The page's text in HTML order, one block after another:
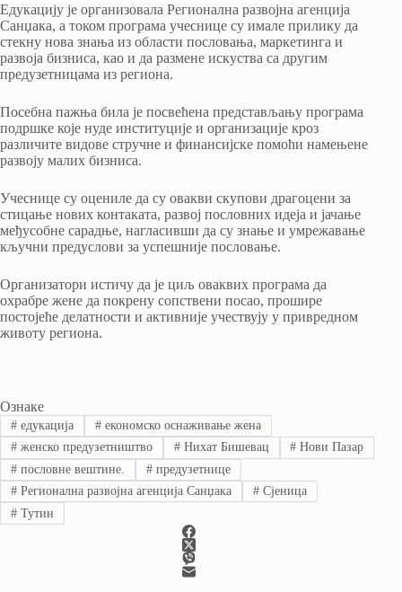
Едукацију је организовала Регионална развојна агенција
Санџака, а током програма учеснице су имале прилику да
стекну нова знања из области пословања, маркетинга и
развоја бизниса, као и да размене искуства са другим
предузетницама из региона.
Посебна пажња била је посвећена представљању програма
подршке које нуде институције и организације кроз
различите видове стручне и финансијске помоћи намењене
развоју малих бизниса.
Учеснице су оцениле да су овакви скупови драгоцени за
стицање нових контаката, развој пословних идеја и јачање
међусобне сарадње, нагласивши да су знање и умрежавање
кључни предуслови за успешније пословање.
Организатори истичу да је циљ оваквих програма да
охрабре жене да покрену сопствени посао, прошире
постојеће делатности и активније учествују у привредном
животу региона.
Ознаке
#едукација #економско оснаживање жена
#женско предузетништво #Нихат Бишевац # Нови Пазар
#пословне вештине. #предузетнице
#Регионална развојна агенција Санџака #Сјеница
#Тутин